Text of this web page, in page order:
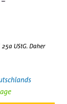
UStG. Daher